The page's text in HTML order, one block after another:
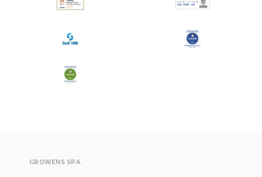
Comunicati Stampa
Stories
GROWENS SPA